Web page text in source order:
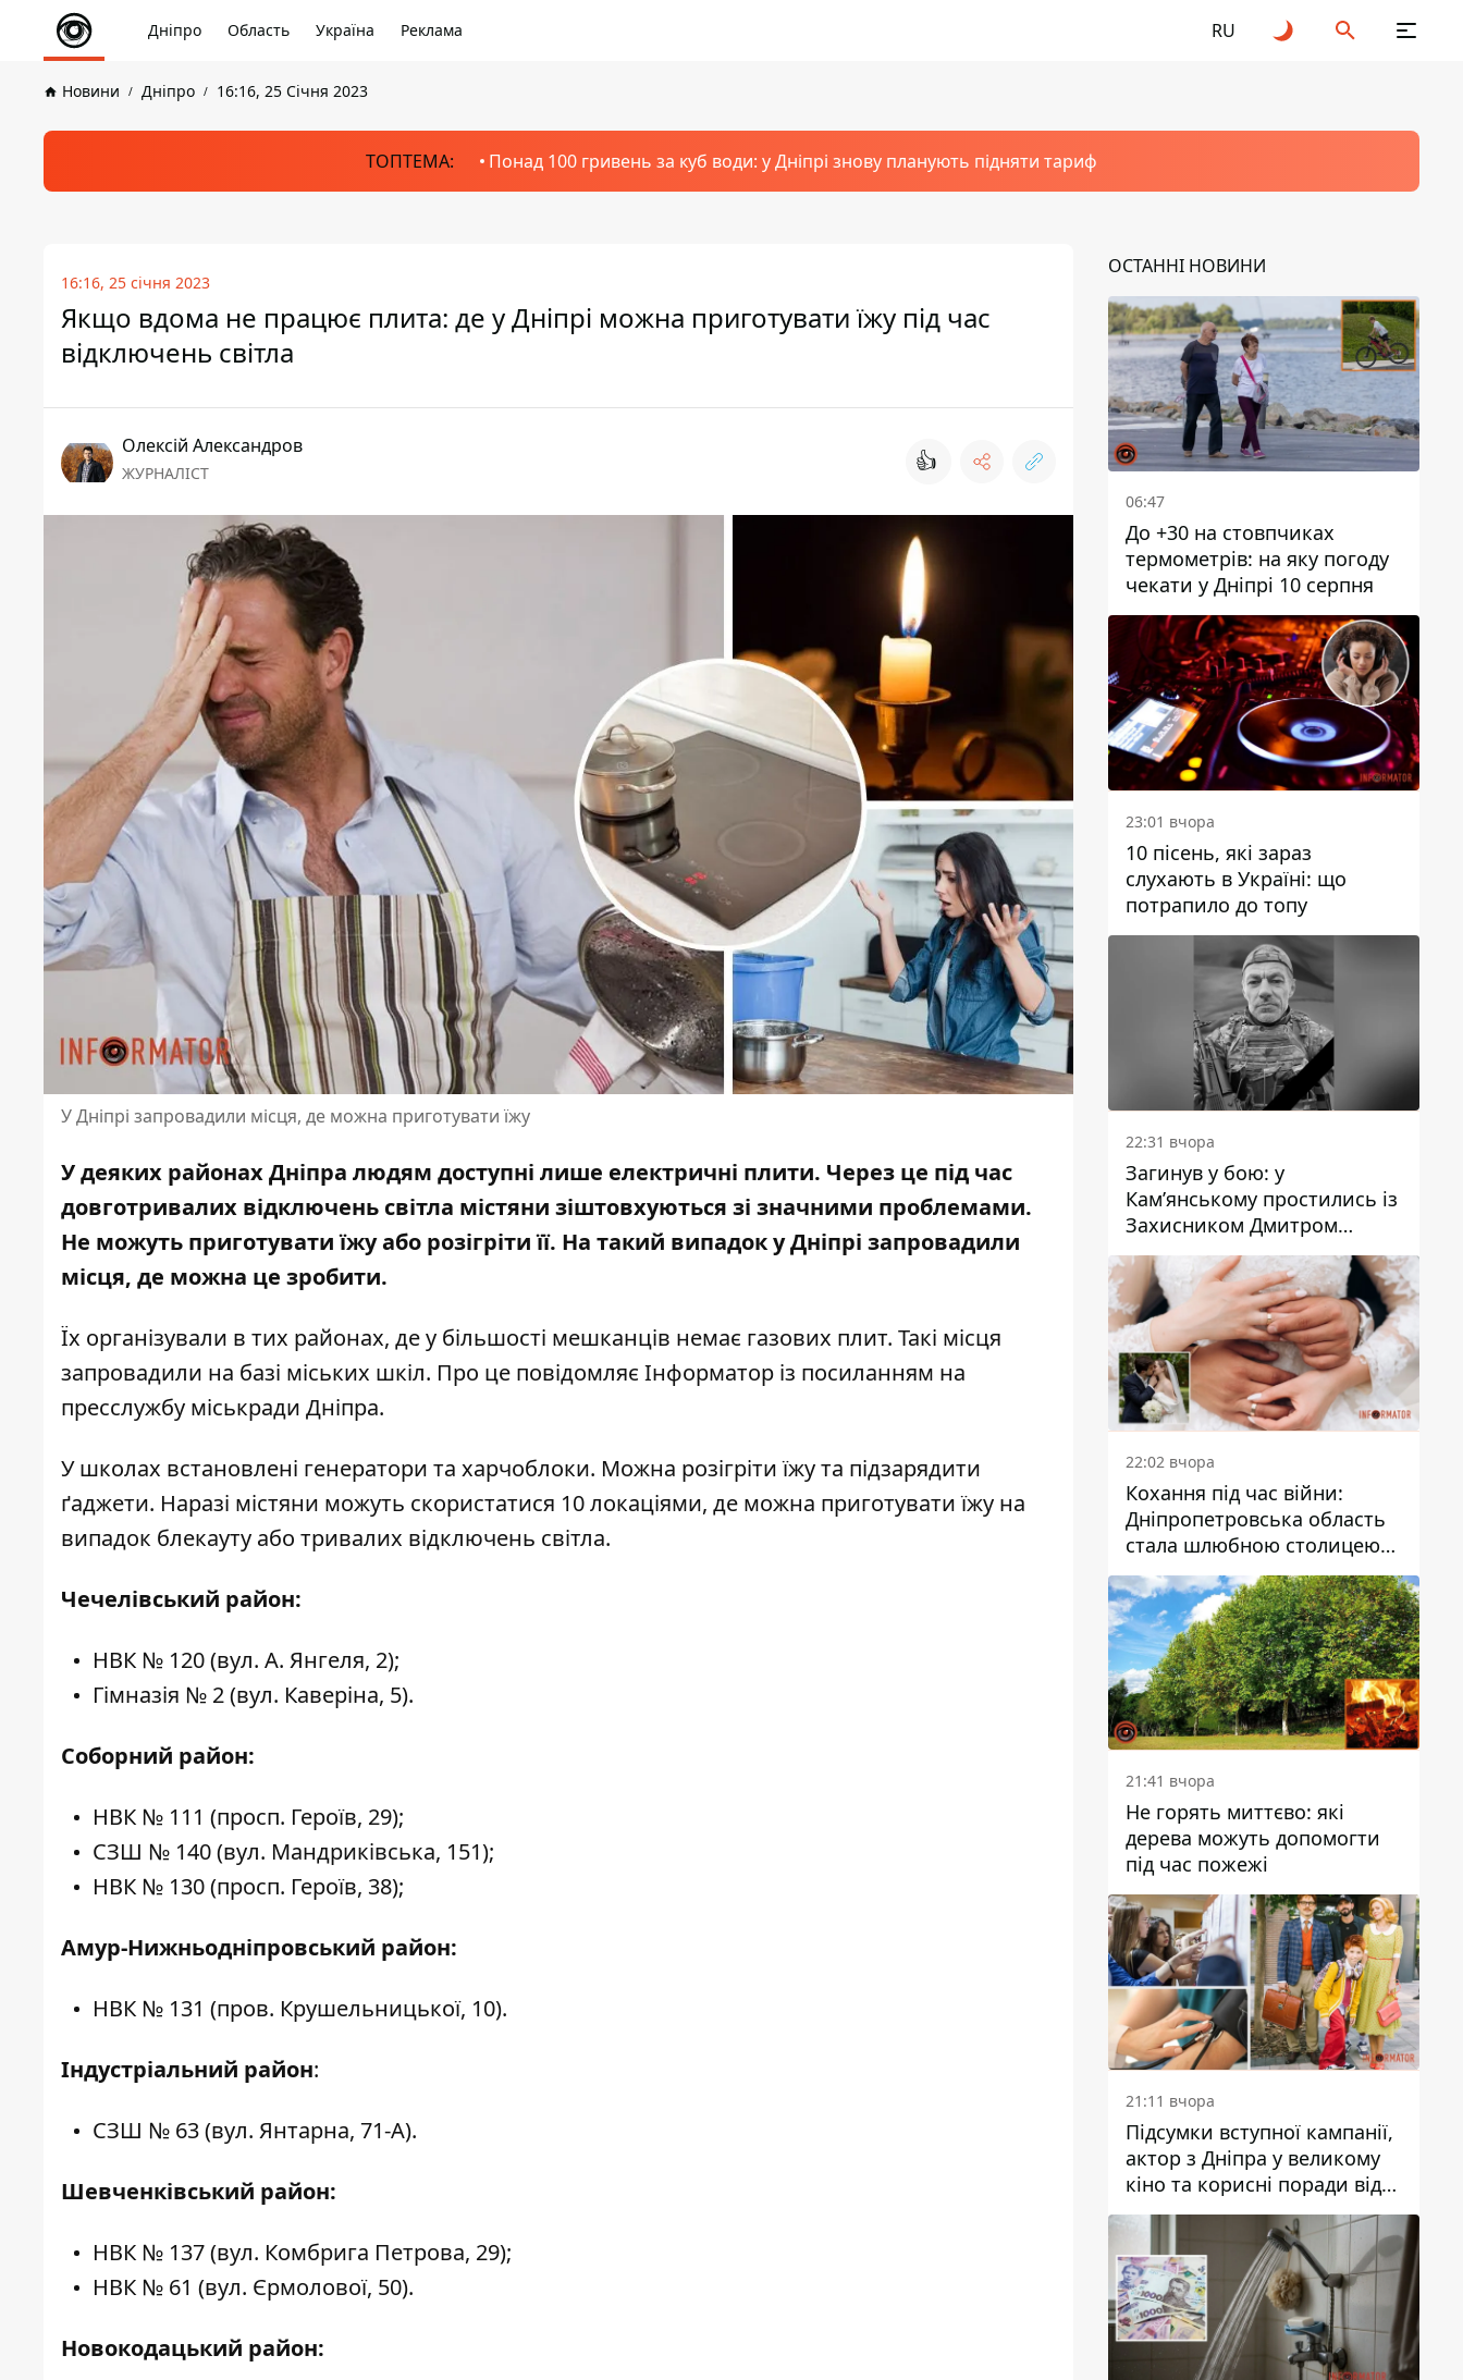
Дніпро Область Україна Реклама RU
Новини Дніпро 16:16, 25 Січня 2023
ТОПТЕМА: Понад 100 гривень за куб води: у Дніпрі знову планують підняти тариф
16:16, 25 січня 2023
Якщо вдома не працює плита: де у Дніпрі можна приготувати їжу під час
відключень світла
Олексій Александров
ЖУРНАЛІСТ 👍
У Дніпрі запровадили місця, де можна приготувати їжу
У деяких районах Дніпра людям доступні лише електричні плити. Через це під час
довготривалих відключень світла містяни зіштовхуються зі значними проблемами.
Не можуть приготувати їжу або розігріти її. На такий випадок у Дніпрі запровадили
місця, де можна це зробити.
Їх організували в тих районах, де у більшості мешканців немає газових плит. Такі місця
запровадили на базі міських шкіл. Про це повідомляє Інформатор із посиланням на
пресслужбу міськради Дніпра.
У школах встановлені генератори та харчоблоки. Можна розігріти їжу та підзарядити
ґаджети. Наразі містяни можуть скористатися 10 локаціями, де можна приготувати їжу на
випадок блекауту або тривалих відключень світла.
Чечелівський район:
НВК № 120 (вул. А. Янгеля, 2);
Гімназія № 2 (вул. Каверіна, 5).
Соборний район:
НВК № 111 (просп. Героїв, 29);
СЗШ № 140 (вул. Мандриківська, 151);
НВК № 130 (просп. Героїв, 38);
Амур-Нижньодніпровський район:
НВК № 131 (пров. Крушельницької, 10).
Індустріальний район:
СЗШ № 63 (вул. Янтарна, 71-А).
Шевченківський район:
НВК № 137 (вул. Комбрига Петрова, 29);
НВК № 61 (вул. Єрмолової, 50).
Новокодацький район:
ОСТАННІ НОВИНИ
06:47
До +30 на стовпчиках
термометрів: на яку погоду
чекати у Дніпрі 10 серпня
23:01 вчора
10 пісень, які зараз
слухають в Україні: що
потрапило до топу
22:31 вчора
Загинув у бою: у
Кам’янському простились із
Захисником Дмитром
Кашубою
22:02 вчора
Кохання під час війни:
Дніпропетровська область
стала шлюбною столицею
України
21:41 вчора
Не горять миттєво: які
дерева можуть допомогти
під час пожежі
21:11 вчора
Підсумки вступної кампанії,
актор з Дніпра у великому
кіно та корисні поради від
Інформатора: топ добрих